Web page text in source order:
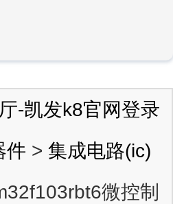
-凯发k8官网登录
件 > 集成电路(ic)
微控制